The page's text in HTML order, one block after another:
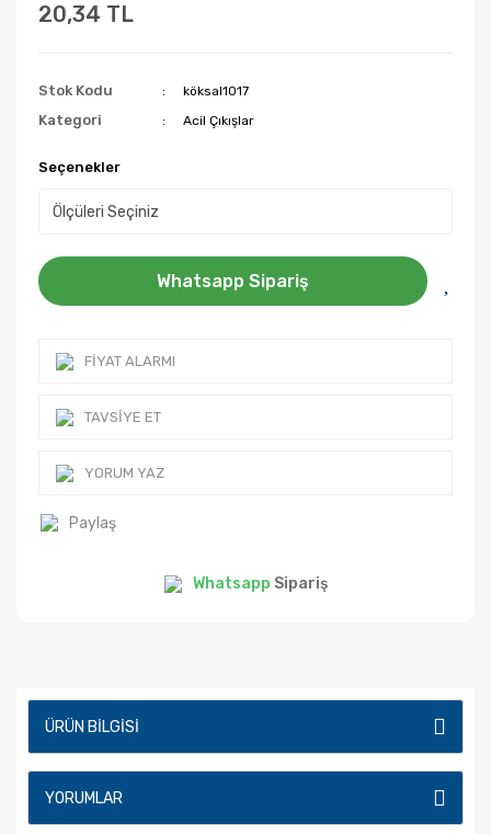
20,34 TL
Stok Kodu köksal1017
Kategori Acil Çıkışlar
Seçenekler
Whatsapp Sipariş
FIYAT ALARMI
TAVSIYE ET
YORUM YAZ
Paylaş
Whatsapp Sipariş
ÜRÜN BILGISI
YORUMLAR